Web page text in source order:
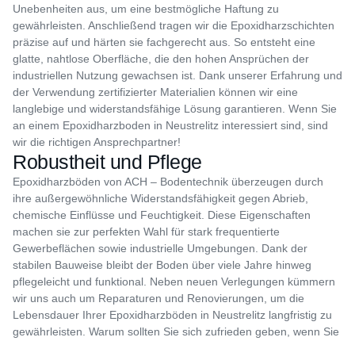
Unebenheiten aus, um eine bestmögliche Haftung zu
gewährleisten. Anschließend tragen wir die Epoxidharzschichten
präzise auf und härten sie fachgerecht aus. So entsteht eine
glatte, nahtlose Oberfläche, die den hohen Ansprüchen der
industriellen Nutzung gewachsen ist. Dank unserer Erfahrung und
der Verwendung zertifizierter Materialien können wir eine
langlebige und widerstandsfähige Lösung garantieren. Wenn Sie
an einem Epoxidharzboden in Neustrelitz interessiert sind, sind
wir die richtigen Ansprechpartner!
Robustheit und Pflege
Epoxidharzböden von ACH – Bodentechnik überzeugen durch
ihre außergewöhnliche Widerstandsfähigkeit gegen Abrieb,
chemische Einflüsse und Feuchtigkeit. Diese Eigenschaften
machen sie zur perfekten Wahl für stark frequentierte
Gewerbeflächen sowie industrielle Umgebungen. Dank der
stabilen Bauweise bleibt der Boden über viele Jahre hinweg
pflegeleicht und funktional. Neben neuen Verlegungen kümmern
wir uns auch um Reparaturen und Renovierungen, um die
Lebensdauer Ihrer Epoxidharzböden in Neustrelitz langfristig zu
gewährleisten. Warum sollten Sie sich zufrieden geben, wenn Sie